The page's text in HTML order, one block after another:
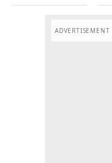
ADVERTISEMENT